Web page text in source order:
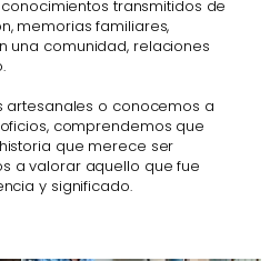
transmitidos de
memorias familiares,
una comunidad, relaciones
artesanales o conocemos a
comprendemos que
que merece ser
a valorar aquello que fue
y significado.